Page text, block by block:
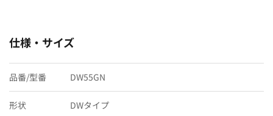
仕様・サイズ
品番/型番 DW55GN
形状 DWタイプ